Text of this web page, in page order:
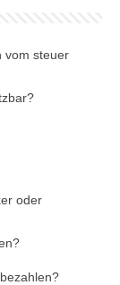
vom steuer
oder